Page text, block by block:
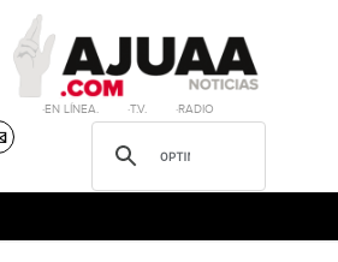
·EN LÍNEA. ·T.V. ·RADIO